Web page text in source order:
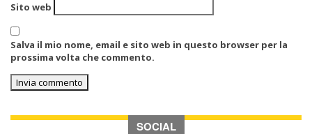
Sito web
Salva il mio nome, email e sito web in questo browser per la
prossima volta che commento.
SOCIAL